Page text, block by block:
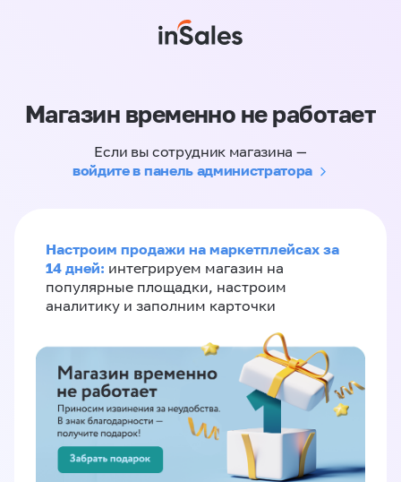
Магазин временно не работает
Если вы сотрудник магазина —
войдите в панель администратора
Настроим продажи на маркетплейсах за
14 дней: интегрируем магазин на
популярные площадки, настроим
аналитику и заполним карточки